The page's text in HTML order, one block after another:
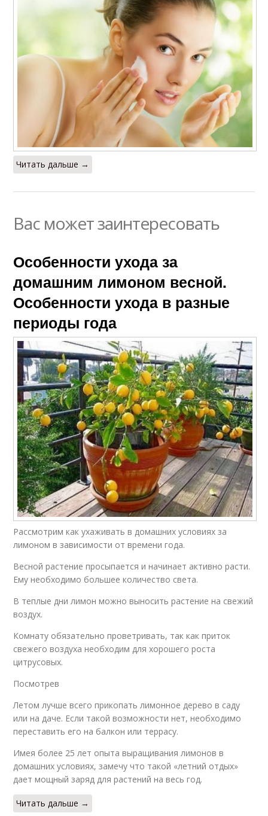
Читать дальше →
Вас может заинтересовать
Особенности ухода за
домашним лимоном весной.
Особенности ухода в разные
периоды года
Рассмотрим как ухаживать в домашних условиях за
лимоном в зависимости от времени года.
Весной растение просыпается и начинает активно расти.
Ему необходимо большее количество света.
В теплые дни лимон можно выносить растение на свежий
воздух.
Комнату обязательно проветривать, так как приток
свежего воздуха необходим для хорошего роста
цитрусовых.
Посмотрев
Летом лучше всего прикопать лимонное дерево в саду
или на даче. Если такой возможности нет, необходимо
переставить его на балкон или террасу.
Имея более 25 лет опыта выращивания лимонов в
домашних условиях, замечу что такой «летний отдых»
дает мощный заряд для растений на весь год.
Читать дальше →